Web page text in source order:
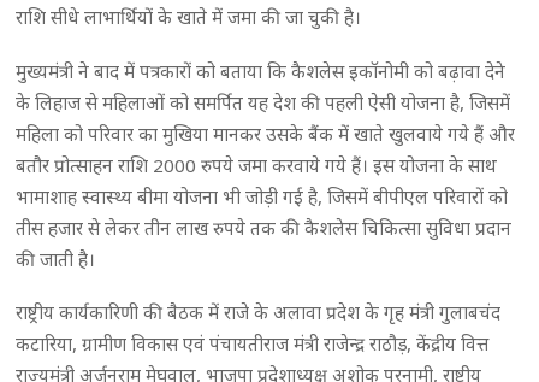
राशि सीधे लाभार्थियों के खाते में जमा की जा चुकी है।
मुख्यमंत्री ने बाद में पत्रकारों को बताया कि कैशलेस इकॉनोमी को बढ़ावा देने
के लिहाज से महिलाओं को समर्पित यह देश की पहली ऐसी योजना है, जिसमें
महिला को परिवार का मुखिया मानकर उसके बैंक में खाते खुलवाये गये हैं और
बतौर प्रोत्साहन राशि 2000 रुपये जमा करवाये गये हैं। इस योजना के साथ
भामाशाह स्वास्थ्य बीमा योजना भी जोड़ी गई है, जिसमें बीपीएल परिवारों को
तीस हजार से लेकर तीन लाख रुपये तक की कैशलेस चिकित्सा सुविधा प्रदान
की जाती है।
राष्ट्रीय कार्यकारिणी की बैठक में राजे के अलावा प्रदेश के गृह मंत्री गुलाबचंद
कटारिया, ग्रामीण विकास एवं पंचायतीराज मंत्री राजेन्द्र राठौड़, केंद्रीय वित्त
राज्यमंत्री अर्जुनराम मेघवाल, भाजपा प्रदेशाध्यक्ष अशोक परनामी, राष्ट्रीय